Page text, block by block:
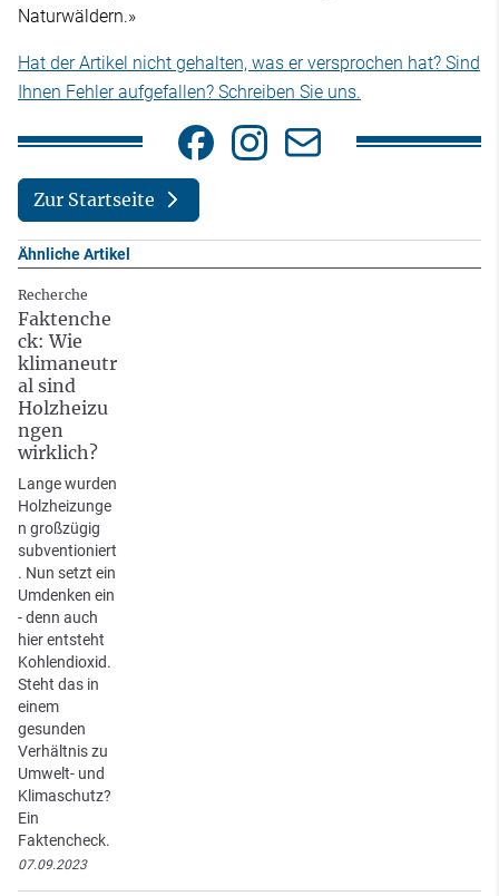
Naturwäldern.»
Hat der Artikel nicht gehalten, was er versprochen hat? Sind
Ihnen Fehler aufgefallen? Schreiben Sie uns.
Zur Startseite
Ähnliche Artikel
Recherche
Faktenche
ck: Wie
klimaneutr
al sind
Holzheizu
ngen
wirklich?
Lange wurden
Holzheizunge
n großzügig
subventioniert
. Nun setzt ein
Umdenken ein
- denn auch
hier entsteht
Kohlendioxid.
Steht das in
einem
gesunden
Verhältnis zu
Umwelt- und
Klimaschutz?
Ein
Faktencheck.
07.09.2023